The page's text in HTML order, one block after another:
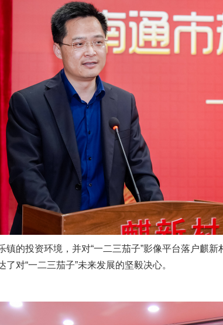
镇的投资环境，并对“一二三茄子”影像平台落户麒
了对“一二三茄子”未来发展的坚毅决心。